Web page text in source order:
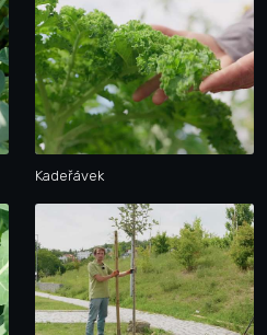
Kadeřávek